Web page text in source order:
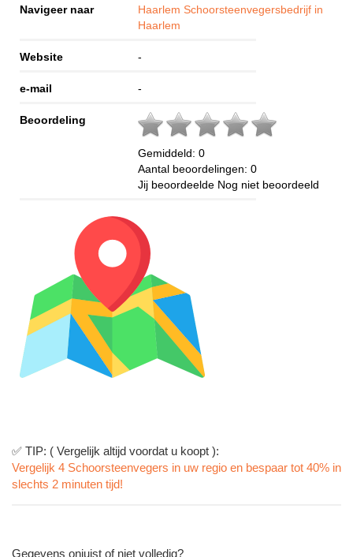
Navigeer naar
Haarlem Schoorsteenvegersbedrijf in
Haarlem
Website -
e-mail -
Beoordeling
Gemiddeld: 0
Aantal beoordelingen: 0
Jij beoordeelde Nog niet beoordeeld
✅ TIP: ( Vergelijk altijd voordat u koopt ):
Vergelijk 4 Schoorsteenvegers in uw regio en bespaar tot 40% in
slechts 2 minuten tijd!
Gegevens onjuist of niet volledig?